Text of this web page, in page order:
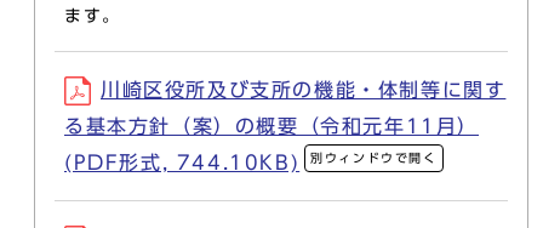
ます。
川崎区役所及び支所の機能・体制等に関す
る基本方針（案）の概要（令和元年11月）
(PDF形式, 744.10KB)
別ウィンドウで開く